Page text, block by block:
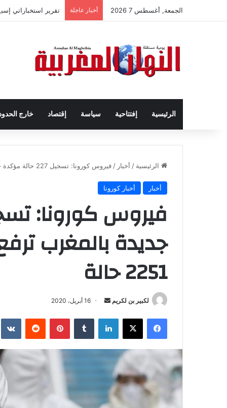
الجمعة, أغسطس 7 2026 أخبار عاجلة تقرير استخباراتي
الرئيسية إفتتاحية سياسة إقتصاد خارج
الرئيسية / أخبار / فيروس كورونا: تسجيل 227 حالة مؤكدة جديدة بالمغرب ترفع العدد الإجمالي إلى 2251 حالة
أخبار أخبار كورونا
جديدة بالمغرب
2251 حالة
لكبير بن لكريم
ل
ب
16 أبريل، 2020
فيسبوك لينكدإن بينتيريست